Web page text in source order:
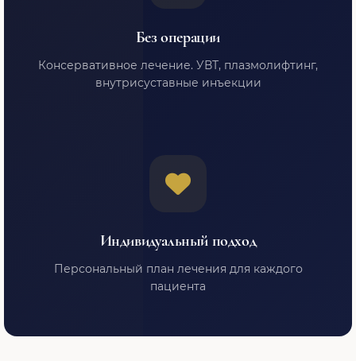
Без операции
Консервативное лечение. УВТ, плазмолифтинг,
внутрисуставные инъекции
Индивидуальный подход
Персональный план лечения для каждого
пациента